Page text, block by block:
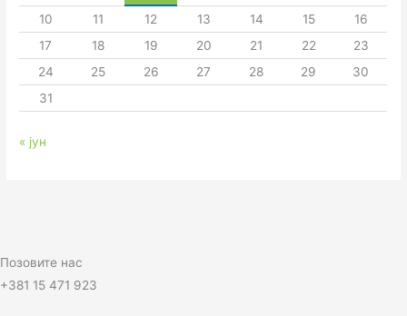
10
11 12 13 14 15
16
17
18 19 20 21 22
23
24
25 26 27 28 29
30
31
« јун
Позовите нас
+381 15 471 923